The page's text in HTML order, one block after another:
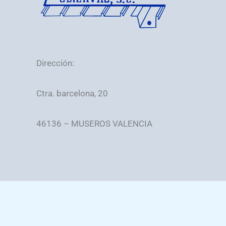
Dirección:
Ctra. barcelona, 20
46136 – MUSEROS VALENCIA